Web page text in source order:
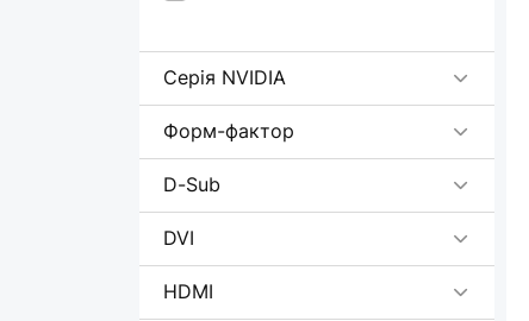
Серія NVIDIA
Форм-фактор
D-Sub
DVI
HDMI